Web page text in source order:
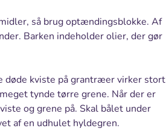
så brug optændingsblokke. Af
Barken indeholder olier, der gør
døde kviste på grantræer virker stort
tynde tørre grene. Når der er
og grene på. Skal bålet under
af en udhulet hyldegren.